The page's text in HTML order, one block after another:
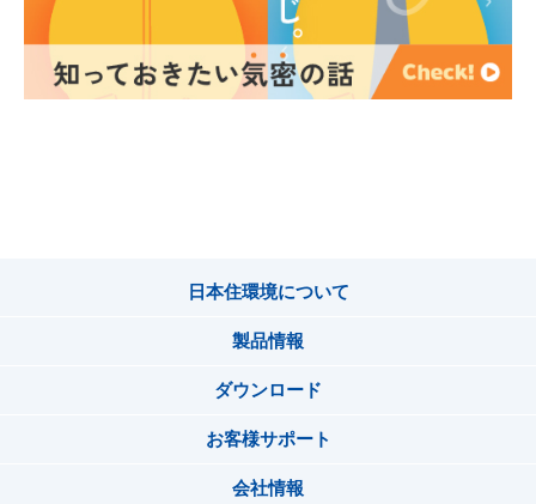
日本住環境について
製品情報
ダウンロード
お客様サポート
会社情報